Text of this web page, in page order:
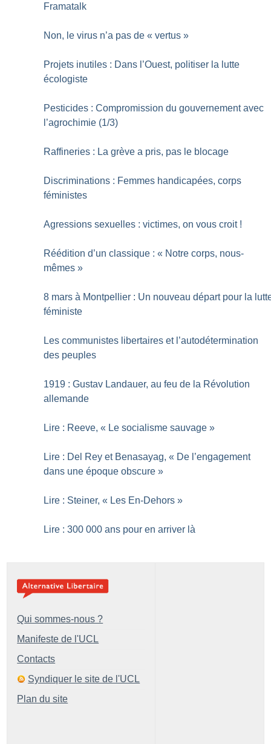
Framatalk
Non, le virus n’a pas de « vertus »
Projets inutiles : Dans l’Ouest, politiser la lutte
écologiste
Pesticides : Compromission du gouvernement avec
l’agrochimie (1/3)
Raffineries : La grève a pris, pas le blocage
Discriminations : Femmes handicapées, corps
féministes
Agressions sexuelles : victimes, on vous croit !
Réédition d’un classique : « Notre corps, nous-
mêmes »
8 mars à Montpellier : Un nouveau départ pour la
féministe
Les communistes libertaires et l’autodétermination
des peuples
1919 : Gustav Landauer, au feu de la Révolution
allemande
Lire : Reeve, « Le socialisme sauvage »
Lire : Del Rey et Benasayag, « De l’engagement
dans une époque obscure »
Lire : Steiner, « Les En-Dehors »
Lire : 300 000 ans pour en arriver là
Qui sommes-nous ?
Manifeste de l'UCL
Contacts
Syndiquer le site de l'UCL
Plan du site